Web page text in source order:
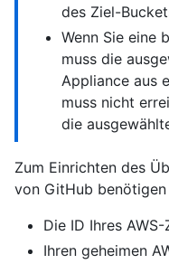
des Ziel-
Wenn Sie eine
muss die
Appliance aus
muss nicht
die
Zum Einrichten des
von GitHub benötigen
Die ID Ihres
Ihren geheimen